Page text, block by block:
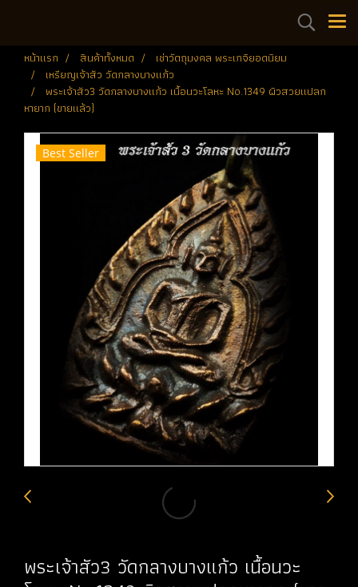
หน้าแรก สินค้าทั้งหมด
เช่าวัตถุมงคล พระเกจิยอดนิยม
เหรียญเจ้าสัว วัดกลางบางแก้ว
พระเจ้าสัว3 วัดกลางบางแก้ว เนื้อนวะโลหะ No.1349 ผิวสวยแปลก
หายาก (ขายแล้ว)
Best Seller
พระเจ้าสัว3 วัดกลางบางแก้ว เนื้อนวะ